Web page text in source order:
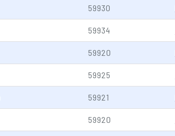
59930
59934
59920
59925
59921
59920